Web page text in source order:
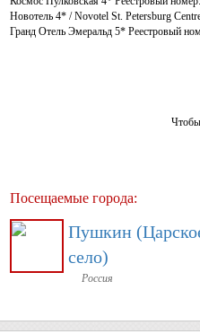
Новотель 4* / Novotel St. Petersburg
Гранд Отель Эмеральд 5* Реестровый
Чтобы
Посещаемые города:
Пушкин
село)
Россия